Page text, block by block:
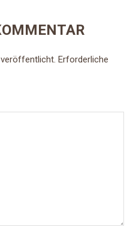
Erforderliche